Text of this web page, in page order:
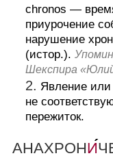
chronos —
приурочение
нарушение
(истор.).
Шекспира
2. Явление
не
пережиток.
АНАХРОНИ